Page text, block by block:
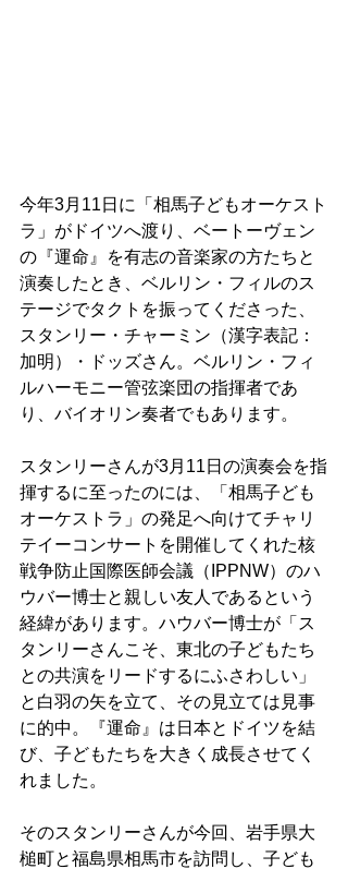
今年3月11日に「相馬子どもオーケスト
ラ」がドイツへ渡り、ベートーヴェン
の『運命』を有志の音楽家の方たちと
演奏したとき、ベルリン・フィルのス
テージでタクトを振ってくださった、
スタンリー・チャーミン（漢字表記：
加明）・ドッズさん。ベルリン・フィ
ルハーモニー管弦楽団の指揮者であ
り、バイオリン奏者でもあります。
スタンリーさんが3月11日の演奏会を指
揮するに至ったのには、「相馬子ども
オーケストラ」の発足へ向けてチャリ
テイーコンサートを開催してくれた核
戦争防止国際医師会議（IPPNW）のハ
ウバー博士と親しい友人であるという
経緯があります。ハウバー博士が「ス
タンリーさんこそ、東北の子どもたち
との共演をリードするにふさわしい」
と白羽の矢を立て、その見立ては見事
に的中。『運命』は日本とドイツを結
び、子どもたちを大きく成長させてく
れました。
そのスタンリーさんが今回、岩手県大
槌町と福島県相馬市を訪問し、子ども